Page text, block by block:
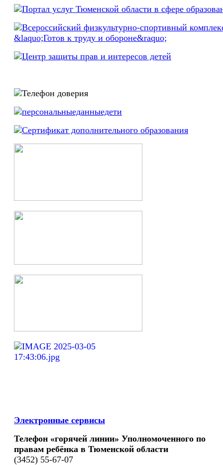
Электронные сервисы
Телефон «горячей линии» Уполномоченного по
правам ребёнка в Тюменской области
(3452) 55-67-07